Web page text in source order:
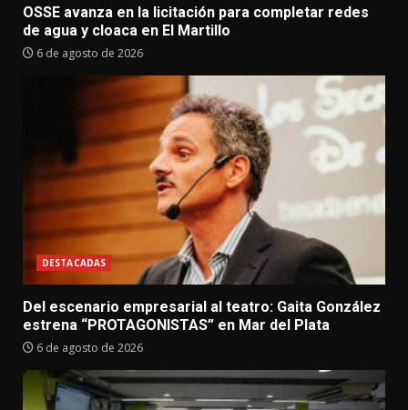
OSSE avanza en la licitación para completar redes
de agua y cloaca en El Martillo
6 de agosto de 2026
DESTACADAS
Del escenario empresarial al teatro: Gaita González
estrena “PROTAGONISTAS” en Mar del Plata
6 de agosto de 2026